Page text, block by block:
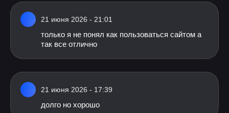
21 июня 2026 - 21:01
только я не понял как пользоваться сайтом а
так все отлично
21 июня 2026 - 17:39
долго но хорошо